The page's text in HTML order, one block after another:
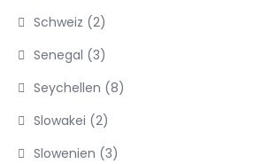
Schweiz (2)
Senegal (3)
Seychellen (8)
Slowakei (2)
Slowenien (3)